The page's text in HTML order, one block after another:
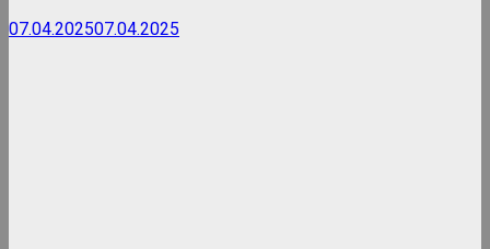
07.04.202507.04.2025